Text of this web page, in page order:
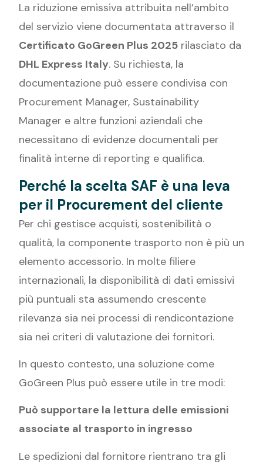
La riduzione emissiva attribuita nell’ambito
del servizio viene documentata attraverso il
Certificato GoGreen Plus 2025 rilasciato da
DHL Express Italy. Su richiesta, la
documentazione può essere condivisa con
Procurement Manager, Sustainability
Manager e altre funzioni aziendali che
necessitano di evidenze documentali per
finalità interne di reporting e qualifica.
Perché la scelta SAF è una leva
per il Procurement del cliente
Per chi gestisce acquisti, sostenibilità o
qualità, la componente trasporto non è più un
elemento accessorio. In molte filiere
internazionali, la disponibilità di dati emissivi
più puntuali sta assumendo crescente
rilevanza sia nei processi di rendicontazione
sia nei criteri di valutazione dei fornitori.
In questo contesto, una soluzione come
GoGreen Plus può essere utile in tre modi:
Può supportare la lettura delle emissioni
associate al trasporto in ingresso
Le spedizioni dal fornitore rientrano tra gli